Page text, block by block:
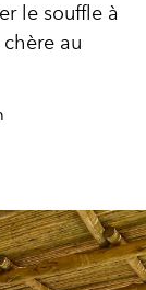
le souffle à
au